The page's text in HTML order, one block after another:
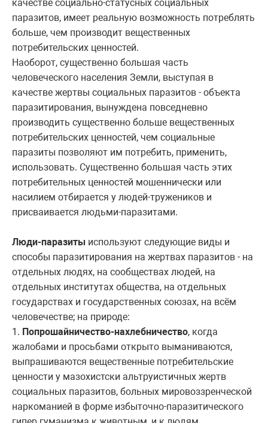
качестве социально-статусных социальных
паразитов, имеет реальную возможность потреблять
больше, чем производит вещественных
потребительских ценностей.
Наоборот, существенно большая часть
человеческого населения Земли, выступая в
качестве жертвы социальных паразитов - объекта
паразитирования, вынуждена повседневно
производить существенно больше вещественных
потребительских ценностей, чем социальные
паразиты позволяют им потребить, применить,
использовать. Существенно большая часть этих
потребительных ценностей мошеннически или
насилием отбирается у людей-тружеников и
присваивается людьми-паразитами.
Люди-паразиты используют следующие виды и
способы паразитирования на жертвах паразитов - на
отдельных людях, на сообществах людей, на
отдельных институтах общества, на отдельных
государствах и государственных союзах, на всём
человечестве; на природе:
1. Попрошайничество-нахлебничество, когда
жалобами и просьбами открыто выманиваются,
выпрашиваются вещественные потребительские
ценности у мазохистски альтруистичных жертв
социальных паразитов, больных мировоззренческой
наркоманией в форме избыточно-паразитического